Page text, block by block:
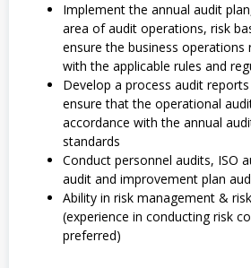
Implement the annual audit
area of audit operations, risk
ensure the business operations
with the applicable rules and
Develop a process audit
ensure that the operational
accordance with the annual
standards
Conduct personnel audits, ISO
audit and improvement plan
Ability in risk management &
(experience in conducting risk
preferred)